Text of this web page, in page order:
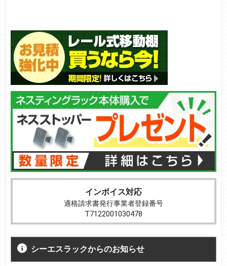
インボイス対応
適格請求書発行事業者登録番号
T7122001030478
シーエスラックからのお知らせ